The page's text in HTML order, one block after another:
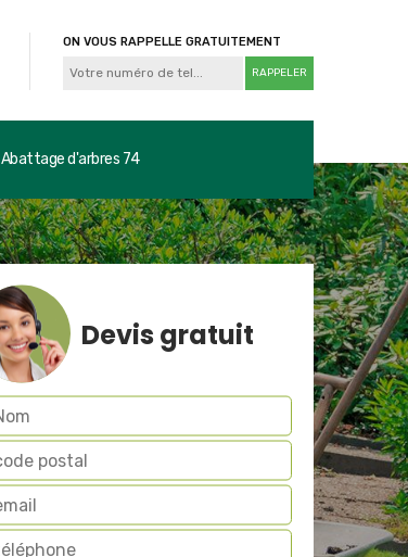
ON VOUS RAPPELLE GRATUITEMENT
Abattage d'arbres 74
Devis gratuit